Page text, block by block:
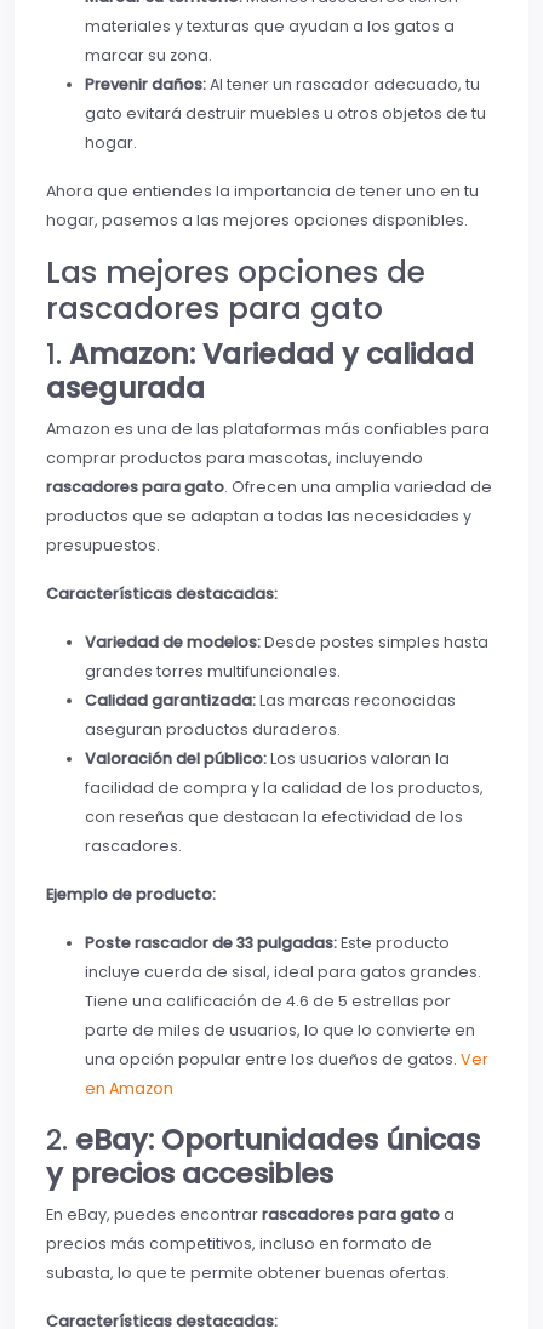
materiales y texturas que ayudan a los gatos a
marcar su zona.
Prevenir daños:Al tener un rascador adecuado, tu
gato evitará destruir muebles u otros objetos de tu
hogar.
Ahora que entiendes la importancia de tener uno en tu
hogar, pasemos a las mejores opciones disponibles.
Las mejores opciones de
rascadores para gato
1. Amazon: Variedad y calidad
asegurada
Amazon es una de las plataformas más confiables para
comprar productos para mascotas, incluyendo
rascadores para gato. Ofrecen una amplia variedad de
productos que se adaptan a todas las necesidades y
presupuestos.
Características destacadas:
Variedad de modelos:Desde postes simples hasta
grandes torres multifuncionales.
Calidad garantizada:Las marcas reconocidas
aseguran productos duraderos.
Valoración del público:Los usuarios valoran la
facilidad de compra y la calidad de los productos,
con reseñas que destacan la efectividad de los
rascadores.
Ejemplo de producto:
Poste rascador de 33 pulgadas:Este producto
incluye cuerda de sisal, ideal para gatos grandes.
Tiene una calificación de 4.6 de 5 estrellas por
parte de miles de usuarios, lo que lo convierte en
una opción popular entre los dueños de gatos. Ver
en Amazon
2. eBay: Oportunidades únicas
y precios accesibles
En eBay, puedes encontrarrascadores para gatoa
precios más competitivos, incluso en formato de
subasta, lo que te permite obtener buenas ofertas.
Características destacadas: